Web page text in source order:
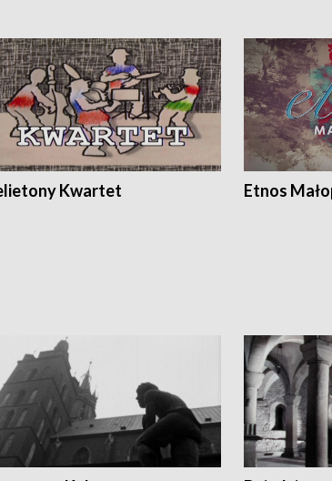
Kwartet Etnos